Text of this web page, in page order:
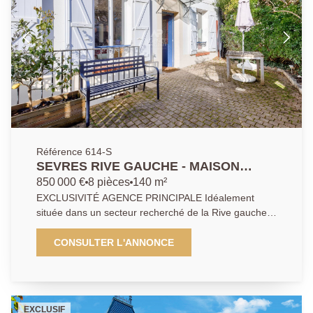
Référence 614-S
SEVRES RIVE GAUCHE - MAISON
FAMILIALE
850 000 € 8 pièces 140 m²
EXCLUSIVITÉ AGENCE PRINCIPALE Idéalement
située dans un secteur recherché de la Rive gauche
de Sèvres, au coeur d'un environnement verdoyant,
cette élégante maison familiale séduit par ses
volumes et la qualité de son agencement . Le rez-de-
bureau ainsi qu'une chambre. Les étages desservent
CONSULTER L'ANNONCE
EXCLUSIF